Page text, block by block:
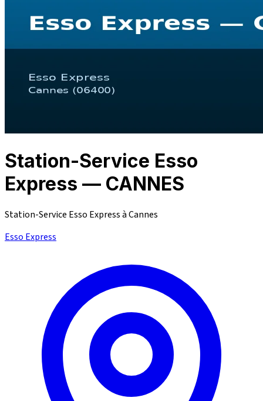
Station-Service Esso
Express — CANNES
Station-Service Esso Express à Cannes
Esso Express